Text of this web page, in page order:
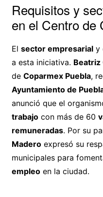
Requisitos y
en el Centro de
El sector empresarialy
a esta iniciativa. Beatriz
de Coparmex Puebla,
Ayuntamiento de
anunció que el
trabajocon más de 60
remuneradas. Por su
Maderoexpresó su
municipales para
empleoen la ciudad.